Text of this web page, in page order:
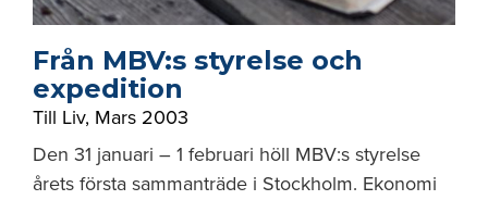
Från MBV:s styrelse och
expedition
Till Liv, Mars 2003
Den 31 januari – 1 februari höll MBV:s styrelse
årets första sammanträde i Stockholm. Ekonomi